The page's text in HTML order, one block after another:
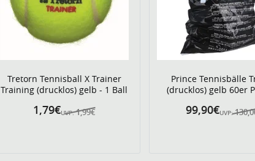
Tretorn Tennisball X Trainer
Training (drucklos) gelb - 1 Ball
UVP: 1,99€
1,79€
Prince Tennisbälle
(drucklos) gelb 60er
UVP:
99,90€